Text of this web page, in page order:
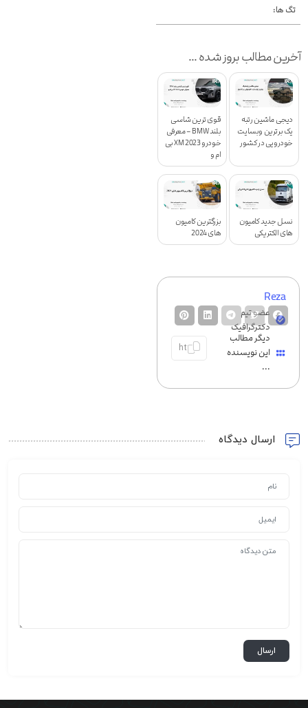
تگ ها:
آخرین مطالب بروز شده ...
دیجی ماشین رتبه
یک برترین وبسایت
خودرویی در کشور
قوی ترین شاسی
بلند BMW – معرفی
خودرو XM 2023 بی
ام و
نسل جدید کامیون
های الکتریکی
بزرگترین کامیون
های 2024
Reza
عضو تیم
دکترگرافیک
دیگر مطالب
این نویسنده
...
ارسال دیدگاه